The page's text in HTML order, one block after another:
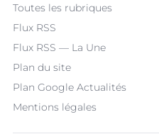
Toutes les rubriques
Flux RSS
Flux RSS — La Une
Plan du site
Plan Google Actualités
Mentions légales